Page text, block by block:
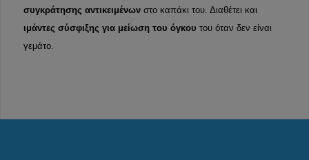
συγκράτησης αντικειμένων στο καπάκι του. Διαθέτει και
ιμάντες σύσφιξης για μείωση του όγκου του όταν δεν είναι
γεμάτο.